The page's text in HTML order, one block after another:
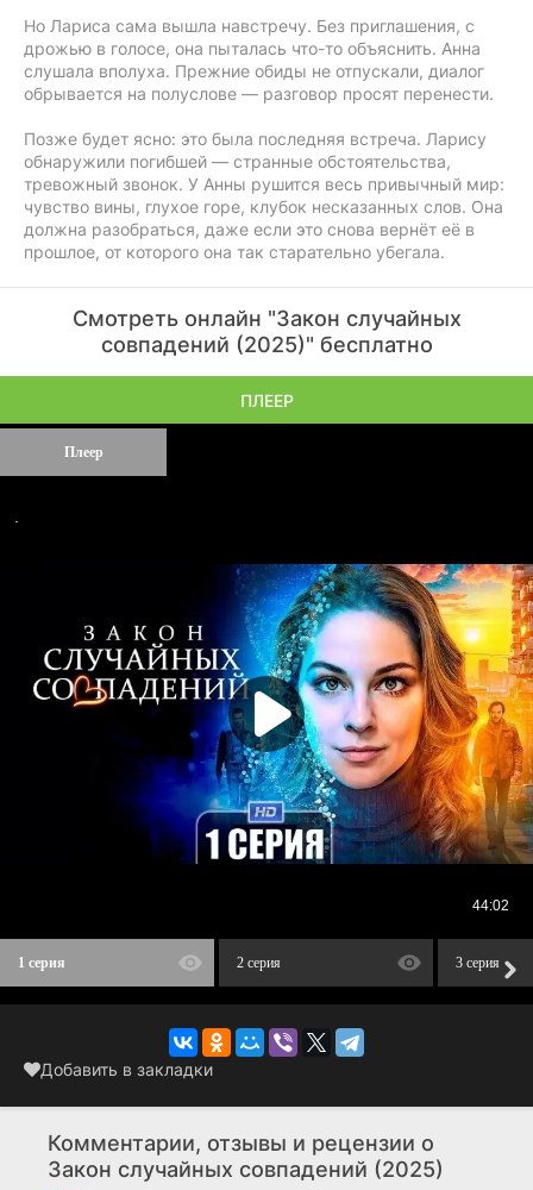
Но Лариса сама вышла навстречу. Без приглашения, с
дрожью в голосе, она пыталась что-то объяснить. Анна
слушала вполуха. Прежние обиды не отпускали, диалог
обрывается на полуслове — разговор просят перенести.
Позже будет ясно: это была последняя встреча. Ларису
обнаружили погибшей — странные обстоятельства,
тревожный звонок. У Анны рушится весь привычный мир:
чувство вины, глухое горе, клубок несказанных слов. Она
должна разобраться, даже если это снова вернёт её в
прошлое, от которого она так старательно убегала.
Смотреть онлайн "Закон случайных
совпадений (2025)" бесплатно
ПЛЕЕР
Плеер
1 серия 2 серия 3 серия
Добавить в закладки
Комментарии, отзывы и рецензии о
Закон случайных совпадений (2025)